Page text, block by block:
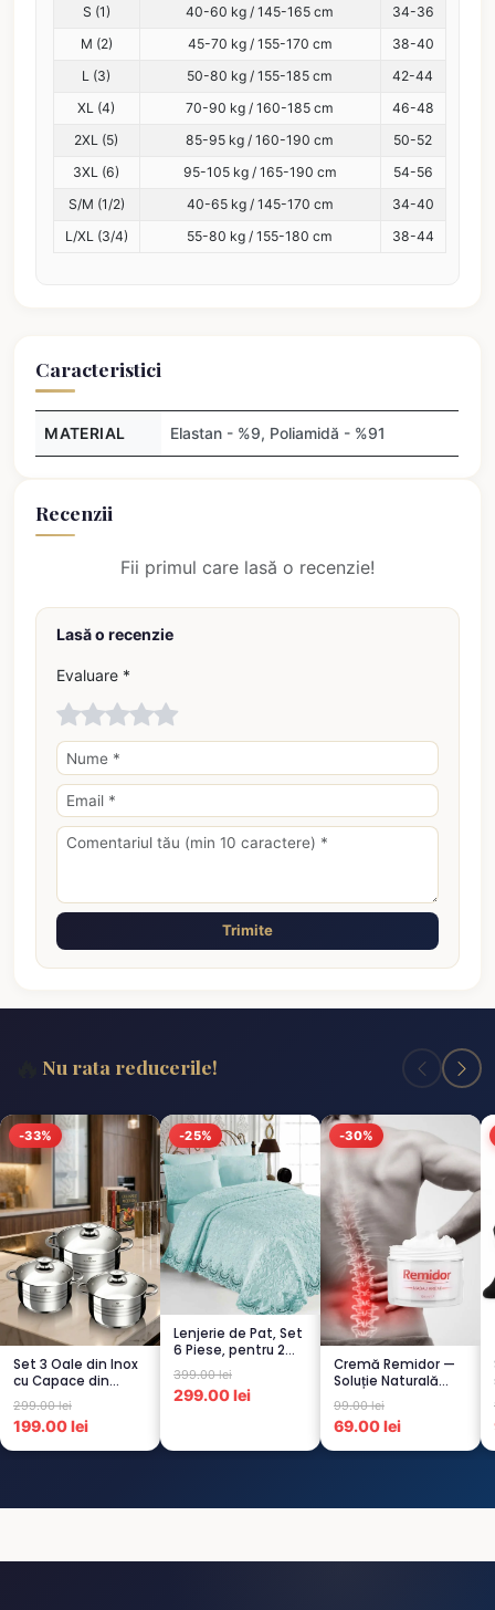
S (1) 40-60 kg / 145-165 cm
34-36
M (2)
45-70 kg / 155-170 cm
38-40
L (3)
50-80 kg / 155-185 cm
42-44
XL (4)
70-90 kg / 160-185 cm
46-48
2XL (5)
85-95 kg / 160-190 cm
50-52
3XL (6)
95-105 kg / 165-190 cm
54-56
S/M (1/2)
40-65 kg / 145-170 cm
34-40
L/XL (3/4)
55-80 kg / 155-180 cm 38-44
Caracteristici
MATERIAL Elastan - %9, Poliamidă - %91
Recenzii
Fii primul care lasă o recenzie!
Lasă o recenzie
Evaluare *
Trimite
Nu rata reducerile!
-33%
Set 3 Oale din Inox
cu Capace din
Sticlă
Termorezistent...
299.00 lei
199.00 lei
-25%
Lenjerie de Pat, Set
6 Piese, pentru 2
persoana,
TURCOA...
399.00 lei
299.00 lei
-30%
Cremă Remidor —
Soluție Naturală
pentru Dureri de
Spate...
99.00 lei
69.00 lei